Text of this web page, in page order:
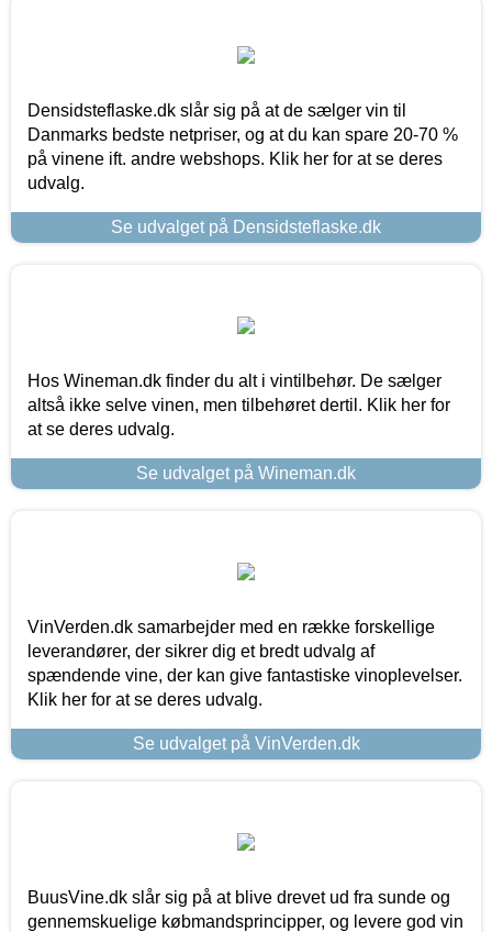
Densidsteflaske.dk slår sig på at de sælger vin til
Danmarks bedste netpriser, og at du kan spare 20-70 %
på vinene ift. andre webshops. Klik her for at se deres
udvalg.
Se udvalget på Densidsteflaske.dk
Hos Wineman.dk finder du alt i vintilbehør. De sælger
altså ikke selve vinen, men tilbehøret dertil. Klik her for
at se deres udvalg.
Se udvalget på Wineman.dk
VinVerden.dk samarbejder med en række forskellige
leverandører, der sikrer dig et bredt udvalg af
spændende vine, der kan give fantastiske vinoplevelser.
Klik her for at se deres udvalg.
Se udvalget på VinVerden.dk
BuusVine.dk slår sig på at blive drevet ud fra sunde og
gennemskuelige købmandsprincipper, og levere god vin